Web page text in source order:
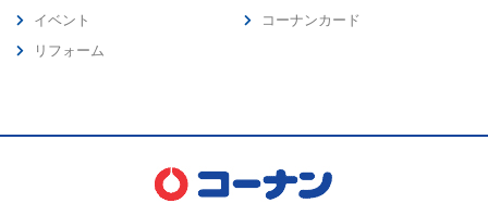
イベント
リフォーム
コーナンカード